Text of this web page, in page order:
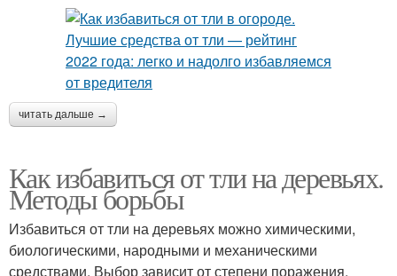
читать дальше →
Как избавиться от тли на деревьях.
Методы борьбы
Избавиться от тли на деревьях можно химическими,
биологическими, народными и механическими
средствами. Выбор зависит от степени поражения,